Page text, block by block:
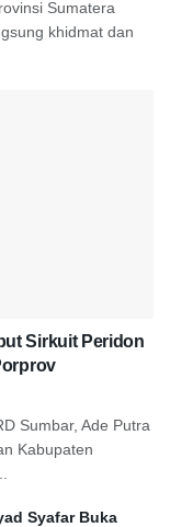
Sumatera
khidmat dan
Sirkuit Peridon
Sumbar, Ade Putra
Kabupaten
Syafar Buka